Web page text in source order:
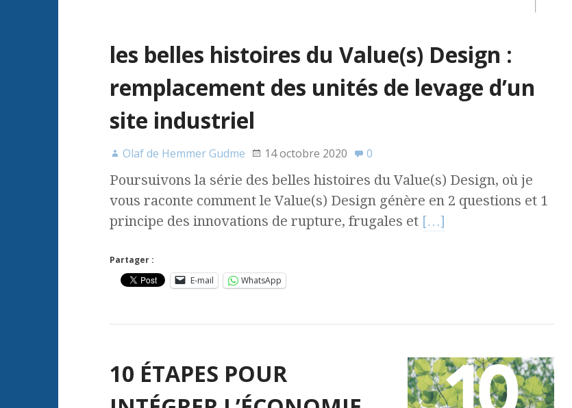
les belles histoires du Value(s) Design :
remplacement des unités de levage d’un
site industriel
Olaf de Hemmer Gudme 14 octobre 2020 0
Poursuivons la série des belles histoires du Value(s) Design, où je
vous raconte comment le Value(s) Design génère en 2 questions et 1
principe des innovations de rupture, frugales et […]
Partager :
E-mail
WhatsApp
10 ÉTAPES POUR